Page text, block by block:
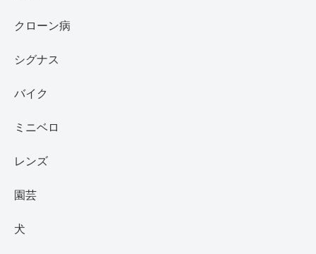
クローン病
シグナス
バイク
ミニベロ
レンズ
園芸
犬